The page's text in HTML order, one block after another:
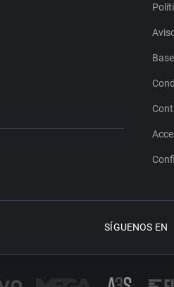
SÍGUENOS EN